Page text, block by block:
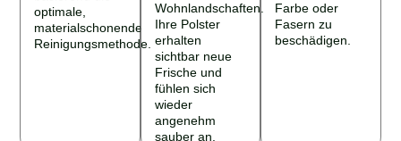
optimale,
materialschonende
Reinigungsmethode.
Wohnlandschaften.
Ihre Polster
erhalten
sichtbar neue
Frische und
fühlen sich
wieder
angenehm
sauber an.
Farbe oder
Fasern zu
beschädigen.